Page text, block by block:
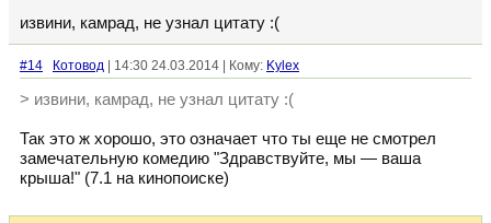
извини, камрад, не узнал цитату :(
#14 Котовод | 14:30 24.03.2014 | Кому: Kylex
> извини, камрад, не узнал цитату :(
Так это ж хорошо, это означает что ты еще не смотрел
замечательную комедию "Здравствуйте, мы — ваша
крыша!" (7.1 на кинопоиске)